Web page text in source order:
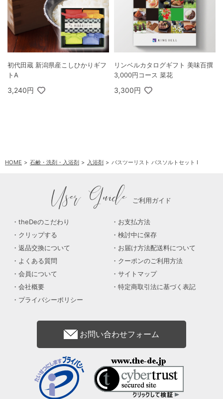
初代田蔵 新潟県産こしひかりギフ
トA
3,240円
リンベルカタログギフト 美味百撰
3,000円コース 菜花
3,300円
HOME 石鹸・洗剤・入浴剤 入浴剤 バスツーリスト バスソルトセット I
User Guide ご利用ガイド
theDeのこだわり
お支払方法
クリップする
検討中に保存
返品交換について
お届け方法配送料について
よくある質問
クーポンのご利用方法
会員について
サイトマップ
会社概要
特定商取引法に基づく表記
プライバシーポリシー
お問い合わせフォーム